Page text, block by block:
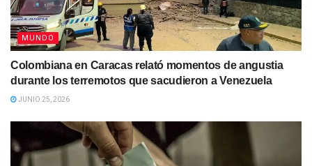
MUNDO
Colombiana en Caracas relató momentos de angustia
durante los terremotos que sacudieron a Venezuela
JUNIO 25, 2026